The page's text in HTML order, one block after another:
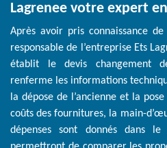
Lagrenee votre expert
Après avoir pris connaissance
responsable de l’entreprise Ets
établit le devis changement
renferme les informations
la dépose de l’ancienne et la
coûts des fournitures, la main-
dépenses sont donnés dans le